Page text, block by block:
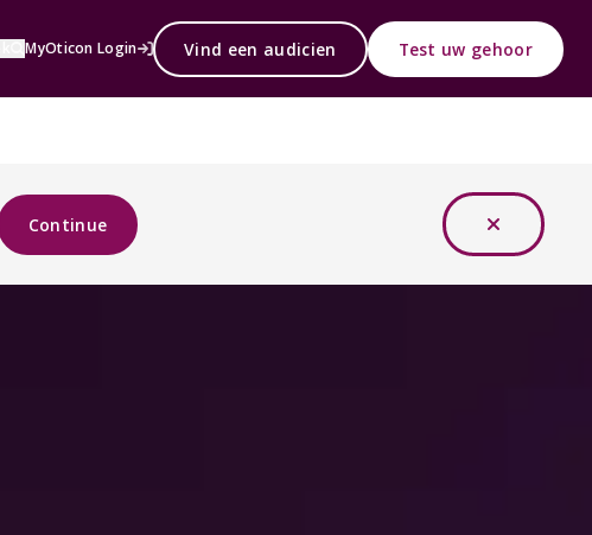
MyOticon Login Vind een audicien Test uw gehoor
Continue